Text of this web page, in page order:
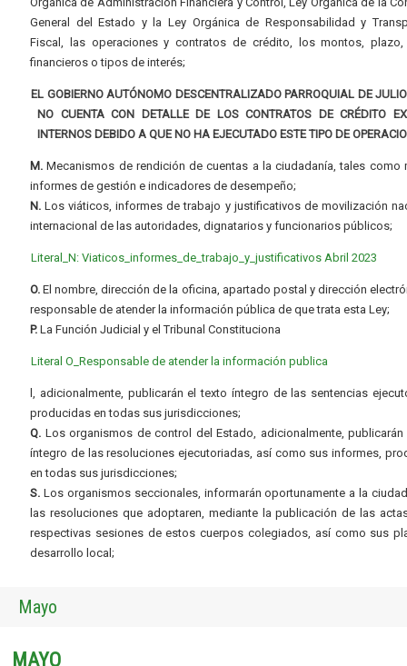
General del Estado y la Ley Orgánica de Responsabilidad y
Fiscal, las operaciones y contratos de crédito, los montos,
financieros o tipos de interés;
EL GOBIERNO AUTÓNOMO DESCENTRALIZADO PARROQUIAL DE
NO CUENTA CON DETALLE DE LOS CONTRATOS DE CRÉDITO
INTERNOS DEBIDO A QUE NO HA EJECUTADO ESTE TIPO DE
M. Mecanismos de rendición de cuentas a la ciudadanía, tales como
informes de gestión e indicadores de desempeño;
N. Los viáticos, informes de trabajo y justificativos de movilización
internacional de las autoridades, dignatarios y funcionarios públicos;
Literal_N: Viaticos_informes_de_trabajo_y_justificativos Abril 2023
O. El nombre, dirección de la oficina, apartado postal y dirección
responsable de atender la información pública de que trata esta Ley;
P. La Función Judicial y el Tribunal Constituciona
Literal O_Responsable de atender la información publica
l, adicionalmente, publicarán el texto íntegro de las sentencias
producidas en todas sus jurisdicciones;
Q. Los organismos de control del Estado, adicionalmente, publicarán
íntegro de las resoluciones ejecutoriadas, así como sus informes,
en todas sus jurisdicciones;
S. Los organismos seccionales, informarán oportunamente a la
las resoluciones que adoptaren, mediante la publicación de las
respectivas sesiones de estos cuerpos colegiados, así como sus
desarrollo local;
Mayo
MAYO